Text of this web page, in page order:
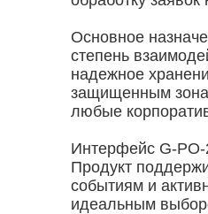
Основное
степень
надежное
защищенным
любые
Интерфейс G-PO-
Продукт
событиям и
идеальным